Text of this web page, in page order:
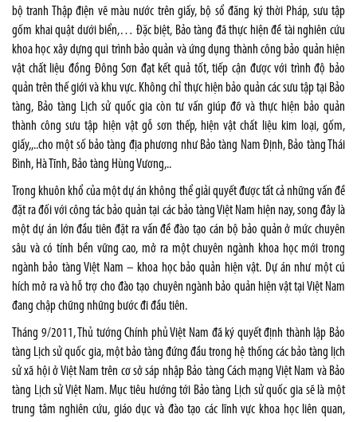
bộ tranh Thập điện vẽ màu nước trên giấy, bộ sổ đăng ký thời Pháp, sưu tập
gốm khai quật dưới biển,… Đặc biệt, Bảo tàng đã thực hiện đề tài nghiên cứu
khoa học xây dựng qui trình bảo quản và ứng dụng thành công bảo quản hiện
vật chất liệu đồng Đông Sơn đạt kết quả tốt, tiếp cận được với trình độ bảo
quản trên thế giới và khu vực. Không chỉ thực hiện bảo quản các sưu tập tại Bảo
tàng, Bảo tàng Lịch sử quốc gia còn tư vấn giúp đỡ và thực hiện bảo quản
thành công sưu tập hiện vật gỗ sơn thếp, hiện vật chất liệu kim loại, gốm,
giấy,,..cho một số bảo tàng địa phương như Bảo tàng Nam Định, Bảo tàng Thái
Bình, Hà Tĩnh, Bảo tàng Hùng Vương,..
Trong khuôn khổ của một dự án không thể giải quyết được tất cả những vấn đề
đặt ra đối với công tác bảo quản tại các bảo tàng Việt Nam hiện nay, song đây là
một dự án lớn đầu tiên đặt ra vấn đề đào tạo cán bộ bảo quản ở mức chuyên
sâu và có tính bền vững cao, mở ra một chuyên ngành khoa học mới trong
ngành bảo tàng Việt Nam – khoa học bảo quản hiện vật. Dự án như một cú
hích mở ra và hỗ trợ cho đào tạo chuyên ngành bảo quản hiện vật tại Việt Nam
đang chập chững những bước đi đầu tiên.
Tháng 9/2011, Thủ tướng Chính phủ Việt Nam đã ký quyết định thành lập Bảo
tàng Lịch sử quốc gia, một bảo tàng đứng đầu trong hệ thống các bảo tàng lịch
sử xã hội ở Việt Nam trên cơ sở sáp nhập Bảo tàng Cách mạng Việt Nam và Bảo
tàng Lịch sử Việt Nam. Mục tiêu hướng tới Bảo tàng Lịch sử quốc gia sẽ là một
trung tâm nghiên cứu, giáo dục và đào tạo các lĩnh vực khoa học liên quan,